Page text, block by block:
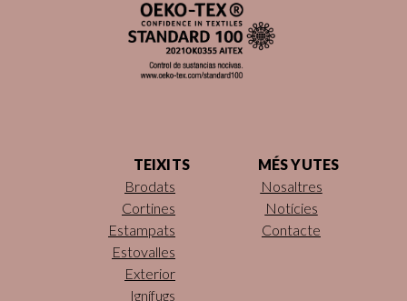
TEIXITS
Brodats
Cortines
Estampats
Estovalles
Exterior
Ignífugs
MÉS YUTES
Nosaltres
Notícies
Contacte